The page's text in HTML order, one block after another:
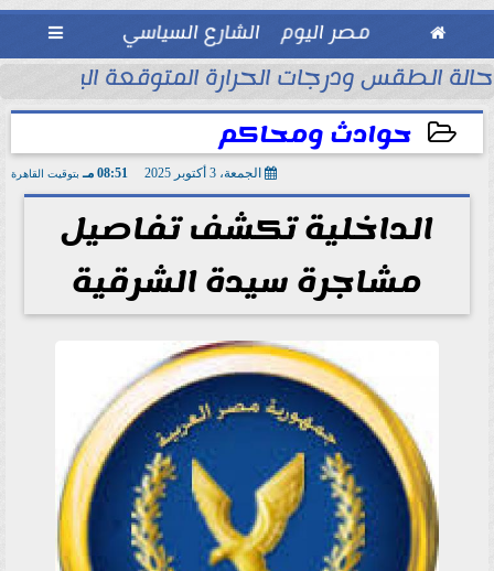
 مصر اليوم الشارع السياسي 
حالة الطقس ودرجات الحرارة المتوقعة اليوم الإثنين 10 أغسطس
حوادث ومحاكم
الجمعة، 3 أكتوبر 2025 08:51 مـ بتوقيت القاهرة
الداخلية تكشف تفاصيل
مشاجرة سيدة الشرقية